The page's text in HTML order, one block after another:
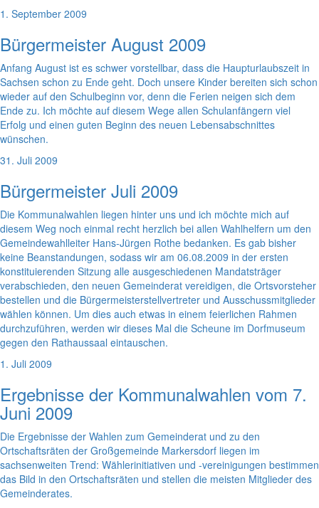
1. September 2009
Bürgermeister August 2009
Anfang August ist es schwer vorstellbar, dass die Haupturlaubszeit in
Sachsen schon zu Ende geht. Doch unsere Kinder bereiten sich schon
wieder auf den Schulbeginn vor, denn die Ferien neigen sich dem
Ende zu. Ich möchte auf diesem Wege allen Schulanfängern viel
Erfolg und einen guten Beginn des neuen Lebensabschnittes
wünschen.
31. Juli 2009
Bürgermeister Juli 2009
Die Kommunalwahlen liegen hinter uns und ich möchte mich auf
diesem Weg noch einmal recht herzlich bei allen Wahlhelfern um den
Gemeindewahlleiter Hans-Jürgen Rothe bedanken. Es gab bisher
keine Beanstandungen, sodass wir am 06.08.2009 in der ersten
konstituierenden Sitzung alle ausgeschiedenen Mandatsträger
verabschieden, den neuen Gemeinderat vereidigen, die Ortsvorsteher
bestellen und die Bürgermeisterstellvertreter und Ausschussmitglieder
wählen können. Um dies auch etwas in einem feierlichen Rahmen
durchzuführen, werden wir dieses Mal die Scheune im Dorfmuseum
gegen den Rathaussaal eintauschen.
1. Juli 2009
Ergebnisse der Kommunalwahlen vom 7.
Juni 2009
Die Ergebnisse der Wahlen zum Gemeinderat und zu den
Ortschaftsräten der Großgemeinde Markersdorf liegen im
sachsenweiten Trend: Wählerinitiativen und -vereinigungen bestimmen
das Bild in den Ortschaftsräten und stellen die meisten Mitglieder des
Gemeinderates.